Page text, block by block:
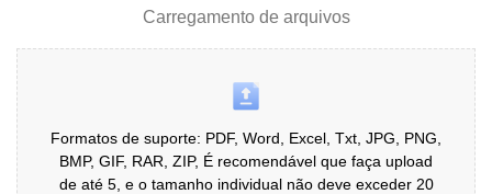
Carregamento de arquivos
Formatos de suporte: PDF, Word, Excel, Txt, JPG, PNG,
BMP, GIF, RAR, ZIP, É recomendável que faça upload
de até 5, e o tamanho individual não deve exceder 20